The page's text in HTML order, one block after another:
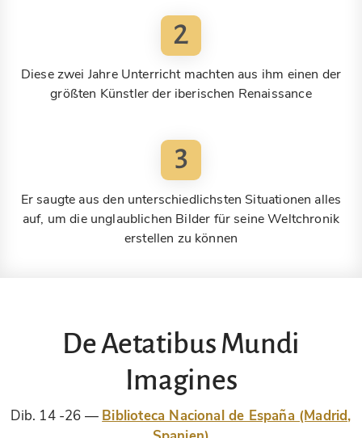
2
Diese zwei Jahre Unterricht machten aus ihm einen der
größten Künstler der iberischen Renaissance
3
Er saugte aus den unterschiedlichsten Situationen alles
auf, um die unglaublichen Bilder für seine Weltchronik
erstellen zu können
De Aetatibus Mundi
Imagines
Dib. 14 -26
Biblioteca Nacional de España (Madrid,